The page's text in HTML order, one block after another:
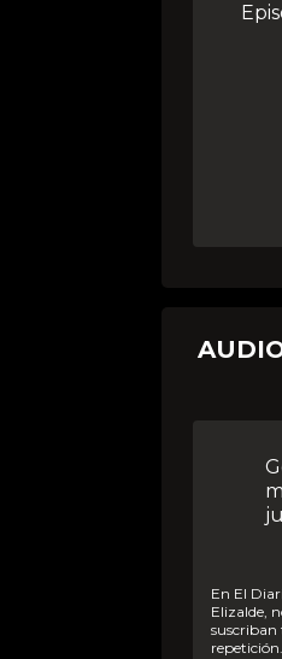
Gobierno busca un pronunciamiento del
En El Diario de Cooperativa, el ministro de la Segpres, Álvaro
Elizalde,
suscriban